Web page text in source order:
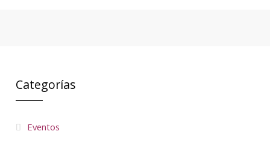
Categorías
Eventos